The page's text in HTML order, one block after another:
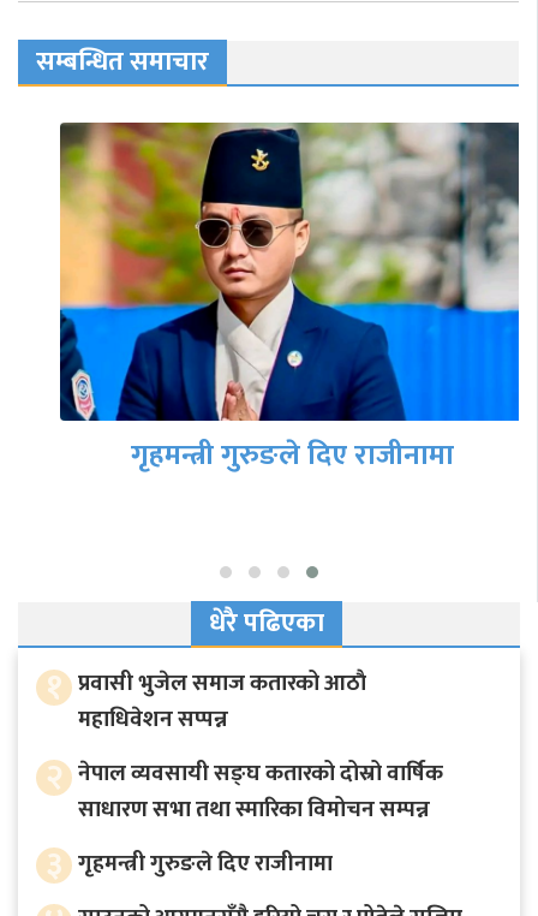
सम्बन्धित समाचार
गृहमन्त्री गुरुङले दिए राजीनामा
धेरै पढिएका
१ प्रवासी भुजेल समाज कतारको आठाै
महाधिवेशन सप्पन्न
२ नेपाल व्यवसायी सङ्घ कतारको दोस्रो वार्षिक
साधारण सभा तथा स्मारिका विमोचन सम्पन्न
३ गृहमन्त्री गुरुङले दिए राजीनामा